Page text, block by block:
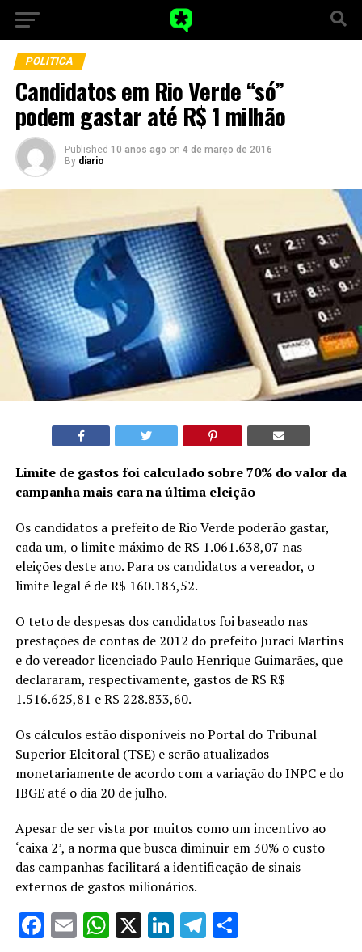
POLITICA
Candidatos em Rio Verde “só”
podem gastar até R$ 1 milhão
Published 10 anos ago on 4 de março de 2016
By diario
Limite de gastos foi calculado sobre 70% do valor da
campanha mais cara na última eleição
Os candidatos a prefeito de Rio Verde poderão gastar,
cada um, o limite máximo de R$ 1.061.638,07 nas
eleições deste ano. Para os candidatos a vereador, o
limite legal é de R$ 160.183,52.
O teto de despesas dos candidatos foi baseado nas
prestações de contas de 2012 do prefeito Juraci Martins
e do vereador licenciado Paulo Henrique Guimarães, que
declararam, respectivamente, gastos de R$ R$
1.516.625,81 e R$ 228.833,60.
Os cálculos estão disponíveis no Portal do Tribunal
Superior Eleitoral (TSE) e serão atualizados
monetariamente de acordo com a variação do INPC e do
IBGE até o dia 20 de julho.
Apesar de ser vista por muitos como um incentivo ao
‘caixa 2’, a norma que busca diminuir em 30% o custo
das campanhas facilitará a identificação de sinais
externos de gastos milionários.
Facebook
EmailWhatsApp
X LinkedIn
Telegram
Share